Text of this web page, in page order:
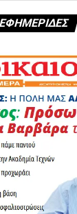
και
Camp»,
δουλειάς
με θεματικές
προς
την